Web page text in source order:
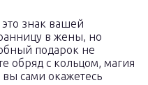
знак вашей
в жены, но
подарок не
обряд с кольцом, магия
сами окажетесь